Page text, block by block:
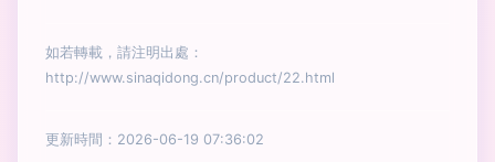
如若轉載，請注明出處：
http://www.sinaqidong.cn/product/22.html
更新時間：2026-06-19 07:36:02